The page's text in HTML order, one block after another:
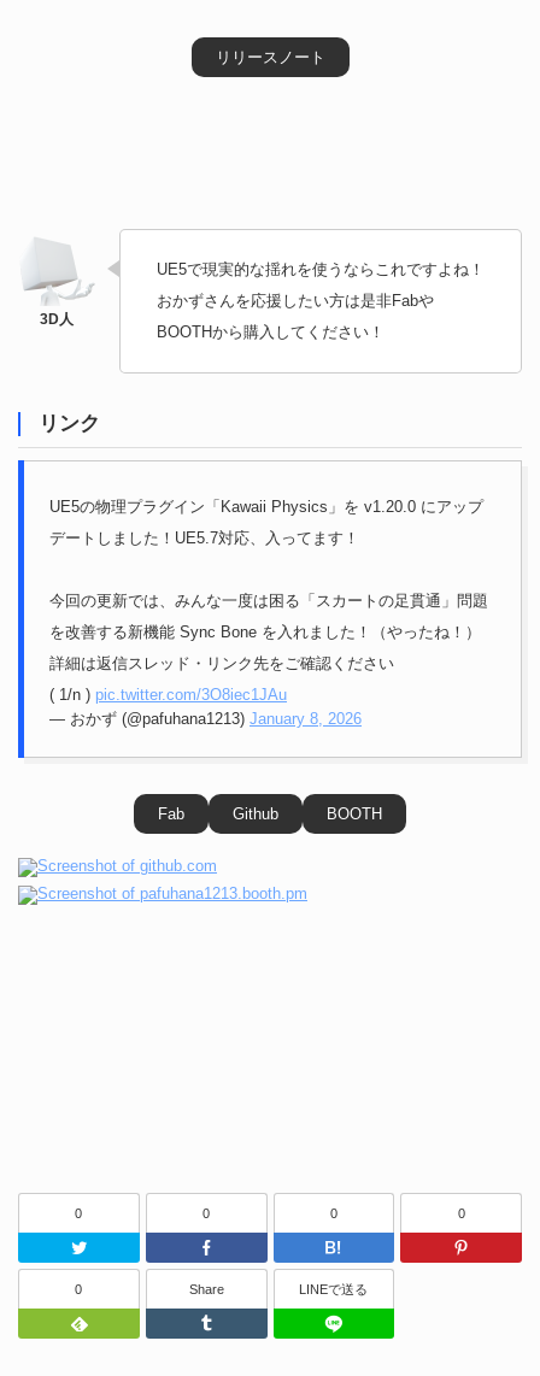
リリースノート
UE5で現実的な揺れを使うならこれですよね！
おかずさんを応援したい方は是非Fabや
BOOTHから購入してください！
リンク
UE5の物理プラグイン「Kawaii Physics」を v1.20.0 にアップ
デートしました！UE5.7対応、入ってます！
今回の更新では、みんな一度は困る「スカートの足貫通」問題
を改善する新機能 Sync Bone を入れました！（やったね！）
詳細は返信スレッド・リンク先をご確認ください
( 1/n ) pic.twitter.com/3O8iec1JAu
— おかず (@pafuhana1213) January 8, 2026
Fab Github BOOTH
0
Twitter
0
Facebook
0
はてなブッ
0
0
Feedly
Share
Tumblr
LINEで送る